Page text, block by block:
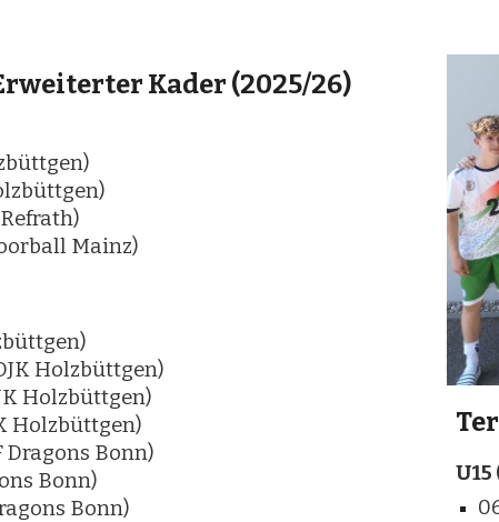
Kader (2025/26)
Mainz)
Holzbüttgen)
Holzbüttgen)
Holzbüttgen)
Dragons Bonn)
Bonn)
Bonn)
U15